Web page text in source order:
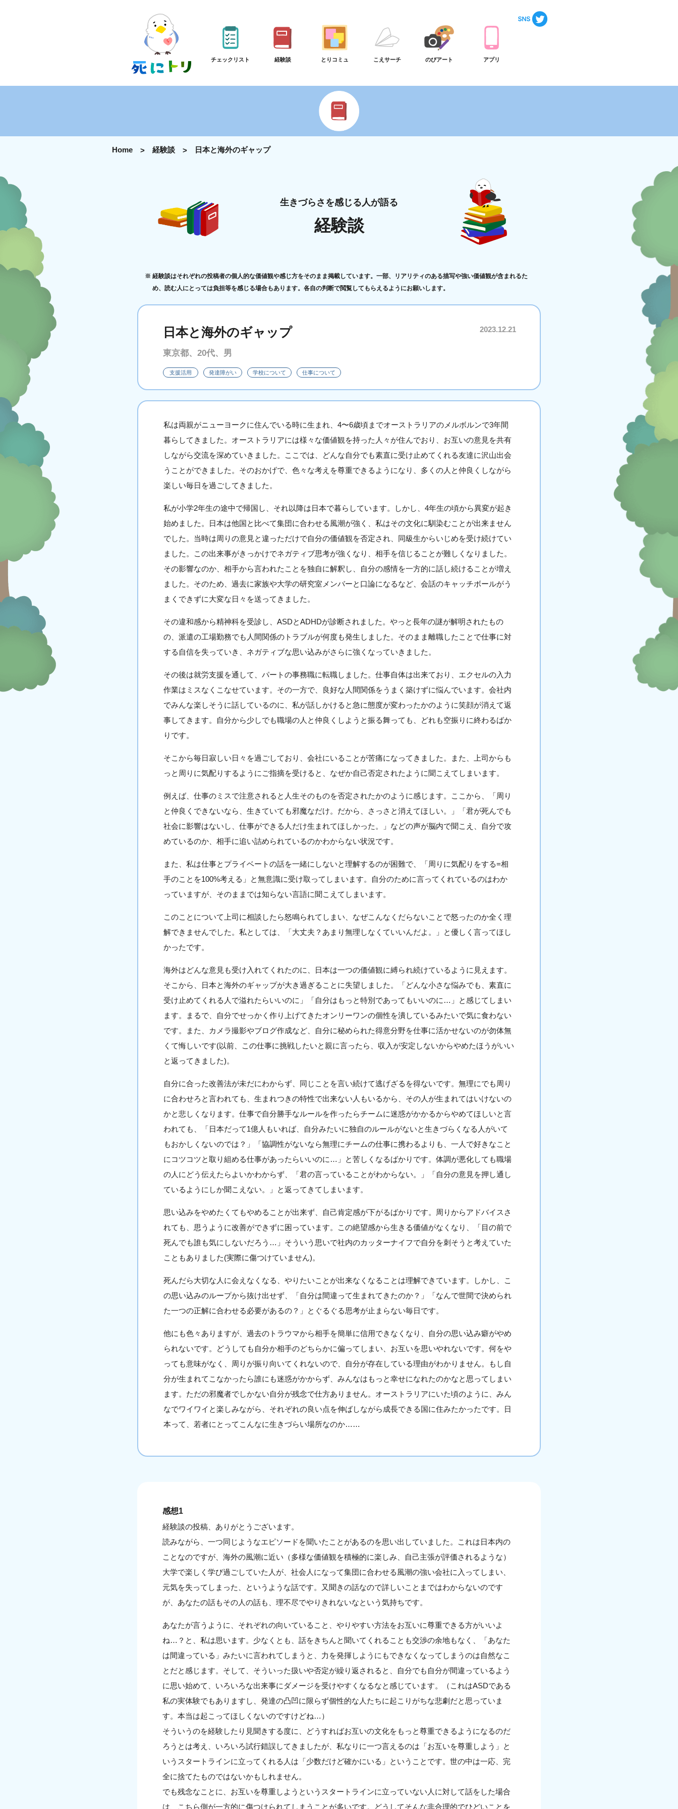
チェックリスト 経験談 とりコミュ こえサーチ のびアート アプリ
Home 経験談 日本と海外のギャップ
生きづらさを感じる人が語る
経験談
経験談はそれぞれの投稿者の個人的な価値観や感じ方をそのまま掲載しています。一部、リアリティのある描写や強い価値観が含まれるた
め、読む人にとっては負担等を感じる場合もあります。各自の判断で閲覧してもらえるようにお願いします。
日本と海外のギャップ 2023.12.21
東京都、20代、男
支援活用 発達障がい 学校について 仕事について
私は両親がニューヨークに住んでいる時に生まれ、4〜6歳頃までオーストラリアのメルボルンで3年間
暮らしてきました。オーストラリアには様々な価値観を持った人々が住んでおり、お互いの意見を共有
しながら交流を深めていきました。ここでは、どんな自分でも素直に受け止めてくれる友達に沢山出会
うことができました。そのおかげで、色々な考えを尊重できるようになり、多くの人と仲良くしながら
楽しい毎日を過ごしてきました。
私が小学2年生の途中で帰国し、それ以降は日本で暮らしています。しかし、4年生の頃から異変が起き
始めました。日本は他国と比べて集団に合わせる風潮が強く、私はその文化に馴染むことが出来ません
でした。当時は周りの意見と違っただけで自分の価値観を否定され、同級生からいじめを受け続けてい
ました。この出来事がきっかけでネガティブ思考が強くなり、相手を信じることが難しくなりました。
その影響なのか、相手から言われたことを独自に解釈し、自分の感情を一方的に話し続けることが増え
ました。そのため、過去に家族や大学の研究室メンバーと口論になるなど、会話のキャッチボールがう
まくできずに大変な日々を送ってきました。
その違和感から精神科を受診し、ASDとADHDが診断されました。やっと長年の謎が解明されたもの
の、派遣の工場勤務でも人間関係のトラブルが何度も発生しました。そのまま離職したことで仕事に対
する自信を失っていき、ネガティブな思い込みがさらに強くなっていきました。
その後は就労支援を通して、パートの事務職に転職しました。仕事自体は出来ており、エクセルの入力
作業はミスなくこなせています。その一方で、良好な人間関係をうまく築けずに悩んでいます。会社内
でみんな楽しそうに話しているのに、私が話しかけると急に態度が変わったかのように笑顔が消えて返
事してきます。自分から少しでも職場の人と仲良くしようと振る舞っても、どれも空振りに終わるばか
りです。
そこから毎日寂しい日々を過ごしており、会社にいることが苦痛になってきました。また、上司からも
っと周りに気配りするようにご指摘を受けると、なぜか自己否定されたように聞こえてしまいます。
例えば、仕事のミスで注意されると人生そのものを否定されたかのように感じます。ここから、「周り
と仲良くできないなら、生きていても邪魔なだけ。だから、さっさと消えてほしい。」「君が死んでも
社会に影響はないし、仕事ができる人だけ生まれてほしかった。」などの声が脳内で聞こえ、自分で攻
めているのか、相手に追い詰められているのかわからない状況です。
また、私は仕事とプライベートの話を一緒にしないと理解するのが困難で、「周りに気配りをする=相
手のことを100%考える」と無意識に受け取ってしまいます。自分のために言ってくれているのはわか
っていますが、そのままでは知らない言語に聞こえてしまいます。
このことについて上司に相談したら怒鳴られてしまい、なぜこんなくだらないことで怒ったのか全く理
解できませんでした。私としては、「大丈夫？あまり無理しなくていいんだよ。」と優しく言ってほし
かったです。
海外はどんな意見も受け入れてくれたのに、日本は一つの価値観に縛られ続けているように見えます。
そこから、日本と海外のギャップが大き過ぎることに失望しました。「どんな小さな悩みでも、素直に
受け止めてくれる人で溢れたらいいのに」「自分はもっと特別であってもいいのに…」と感じてしまい
ます。まるで、自分でせっかく作り上げてきたオンリーワンの個性を潰しているみたいで気に食わない
です。また、カメラ撮影やブログ作成など、自分に秘められた得意分野を仕事に活かせないのが勿体無
くて悔しいです(以前、この仕事に挑戦したいと親に言ったら、収入が安定しないからやめたほうがいい
と返ってきました)。
自分に合った改善法が未だにわからず、同じことを言い続けて逃げざるを得ないです。無理にでも周り
に合わせろと言われても、生まれつきの特性で出来ない人もいるから、その人が生まれてはいけないの
かと悲しくなります。仕事で自分勝手なルールを作ったらチームに迷惑がかかるからやめてほしいと言
われても、「日本だって1億人もいれば、自分みたいに独自のルールがないと生きづらくなる人がいて
もおかしくないのでは？」「協調性がないなら無理にチームの仕事に携わるよりも、一人で好きなこと
にコツコツと取り組める仕事があったらいいのに…」と苦しくなるばかりです。体調が悪化しても職場
の人にどう伝えたらよいかわからず、「君の言っていることがわからない。」「自分の意見を押し通し
ているようにしか聞こえない。」と返ってきてしまいます。
思い込みをやめたくてもやめることが出来ず、自己肯定感が下がるばかりです。周りからアドバイスさ
れても、思うように改善ができずに困っています。この絶望感から生きる価値がなくなり、「目の前で
死んでも誰も気にしないだろう…」そういう思いで社内のカッターナイフで自分を刺そうと考えていた
こともありました(実際に傷つけていません)。
死んだら大切な人に会えなくなる、やりたいことが出来なくなることは理解できています。しかし、こ
の思い込みのループから抜け出せず、「自分は間違って生まれてきたのか？」「なんで世間で決められ
た一つの正解に合わせる必要があるの？」とぐるぐる思考が止まらない毎日です。
他にも色々ありますが、過去のトラウマから相手を簡単に信用できなくなり、自分の思い込み癖がやめ
られないです。どうしても自分か相手のどちらかに偏ってしまい、お互いを思いやれないです。何をや
っても意味がなく、周りが振り向いてくれないので、自分が存在している理由がわかりません。もし自
分が生まれてこなかったら誰にも迷惑がかからず、みんなはもっと幸せになれたのかなと思ってしまい
ます。ただの邪魔者でしかない自分が残念で仕方ありません。オーストラリアにいた頃のように、みん
なでワイワイと楽しみながら、それぞれの良い点を伸ばしながら成長できる国に住みたかったです。日
本って、若者にとってこんなに生きづらい場所なのか……
感想1
経験談の投稿、ありがとうございます。
読みながら、一つ同じようなエピソードを聞いたことがあるのを思い出していました。これは日本内の
ことなのですが、海外の風潮に近い（多様な価値観を積極的に楽しみ、自己主張が評価されるような）
大学で楽しく学び過ごしていた人が、社会人になって集団に合わせる風潮の強い会社に入ってしまい、
元気を失ってしまった、というような話です。又聞きの話なので詳しいことまではわからないのです
が、あなたの話もその人の話も、理不尽でやりきれないなという気持ちです。
あなたが言うように、それぞれの向いていること、やりやすい方法をお互いに尊重できる方がいいよ
ね…？と、私は思います。少なくとも、話をきちんと聞いてくれることも交渉の余地もなく、「あなた
は間違っている」みたいに言われてしまうと、力を発揮しようにもできなくなってしまうのは自然なこ
とだと感じます。そして、そういった扱いや否定が繰り返されると、自分でも自分が間違っているよう
に思い始めて、いろいろな出来事にダメージを受けやすくなるなと感じています。（これはASDである
私の実体験でもありますし、発達の凸凹に限らず個性的な人たちに起こりがちな悲劇だと思っていま
す。本当は起こってほしくないのですけどね…）
そういうのを経験したり見聞きする度に、どうすればお互いの文化をもっと尊重できるようになるのだ
ろうとは考え、いろいろ試行錯誤してきましたが、私なりに一つ言えるのは「お互いを尊重しよう」と
いうスタートラインに立ってくれる人は「少数だけど確かにいる」ということです。世の中は一応、完
全に捨てたものではないかもしれません。
でも残念なことに、お互いを尊重しようというスタートラインに立っていない人に対して話をした場合
は、こちら側が一方的に傷つけられてしまうことが多いです。どうしてそんな非合理的でひどいことを